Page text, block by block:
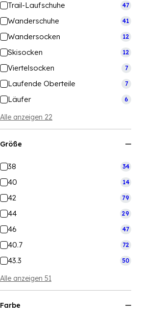
Trail-Laufschuhe 47
Wanderschuhe 41
Wandersocken 12
Skisocken 12
Viertelsocken 7
Laufende Oberteile 7
Läufer 6
Alle anzeigen 22
Größe
38 34
40 14
42 79
44 29
46 47
40.7 72
43.3 50
Alle anzeigen 51
Farbe